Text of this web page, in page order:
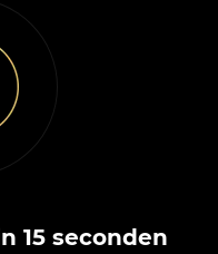
15 seconden